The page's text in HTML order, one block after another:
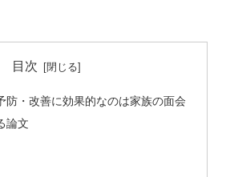
目次
防・改善に効果的なのは家族の面会
論文